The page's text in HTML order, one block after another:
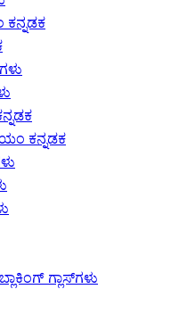
ಕನ್ನಡಕ
ಕನ್ನಡಕ
ಗ್ಲಾಸ್‌ಗಳು